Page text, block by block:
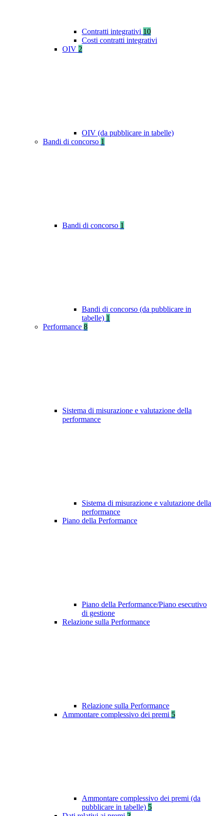
Contratti integrativi 10
Costi contratti integrativi
OIV 2
OIV (da pubblicare in tabelle)
Bandi di concorso 1
Bandi di concorso 1
Bandi di concorso (da pubblicare in
tabelle) 1
Performance 8
Sistema di misurazione e valutazione della
performance
Sistema di misurazione e valutazione della
performance
Piano della Performance
Piano della Performance/Piano esecutivo
di gestione
Relazione sulla Performance
Relazione sulla Performance
Ammontare complessivo dei premi 5
Ammontare complessivo dei premi (da
pubblicare in tabelle) 5